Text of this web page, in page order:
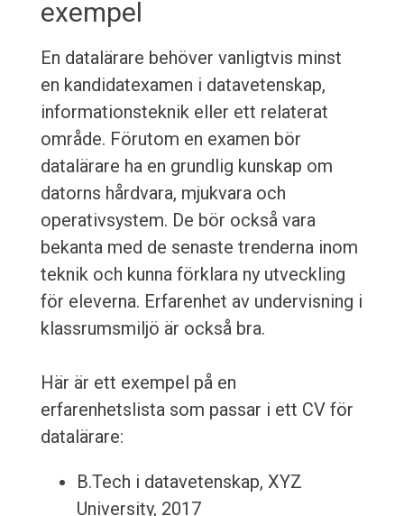
exempel
En datalärare behöver vanligtvis minst
en kandidatexamen i datavetenskap,
informationsteknik eller ett relaterat
område. Förutom en examen bör
datalärare ha en grundlig kunskap om
datorns hårdvara, mjukvara och
operativsystem. De bör också vara
bekanta med de senaste trenderna inom
teknik och kunna förklara ny utveckling
för eleverna. Erfarenhet av undervisning i
klassrumsmiljö är också bra.
Här är ett exempel på en
erfarenhetslista som passar i ett CV för
datalärare:
B.Tech i datavetenskap, XYZ
University, 2017